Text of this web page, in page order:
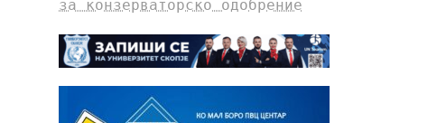
за конзерваторско одобрение